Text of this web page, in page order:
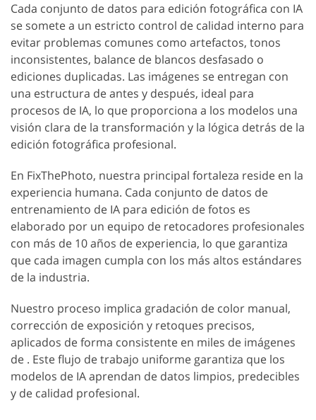
Cada conjunto de datos para edición fotográfica con IA
se somete a un estricto control de calidad interno para
evitar problemas comunes como artefactos, tonos
inconsistentes, balance de blancos desfasado o
ediciones duplicadas. Las imágenes se entregan con
una estructura de antes y después, ideal para
procesos de IA, lo que proporciona a los modelos una
visión clara de la transformación y la lógica detrás de la
edición fotográfica profesional.
En FixThePhoto, nuestra principal fortaleza reside en la
experiencia humana. Cada conjunto de datos de
entrenamiento de IA para edición de fotos es
elaborado por un equipo de retocadores profesionales
con más de 10 años de experiencia, lo que garantiza
que cada imagen cumpla con los más altos estándares
de la industria.
Nuestro proceso implica gradación de color manual,
corrección de exposición y retoques precisos,
aplicados de forma consistente en miles de imágenes
de . Este flujo de trabajo uniforme garantiza que los
modelos de IA aprendan de datos limpios, predecibles
y de calidad profesional.